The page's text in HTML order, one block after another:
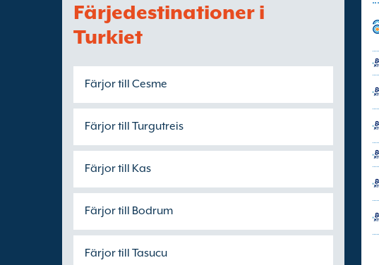
Färjedestinationer i
Turkiet
Färjor till Cesme
Färjor till Turgutreis
Färjor till Kas
Färjor till Bodrum
Färjor till Tasucu